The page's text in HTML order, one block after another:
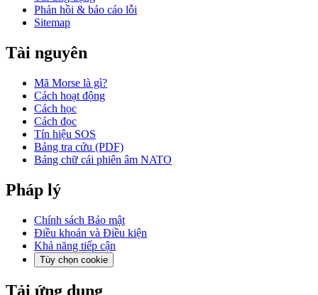
Phản hồi & báo cáo lỗi
Sitemap
Tài nguyên
Mã Morse là gì?
Cách hoạt động
Cách học
Cách đọc
Tín hiệu SOS
Bảng tra cứu (PDF)
Bảng chữ cái phiên âm NATO
Pháp lý
Chính sách Bảo mật
Điều khoản và Điều kiện
Khả năng tiếp cận
Tùy chọn cookie
Tải ứng dụng